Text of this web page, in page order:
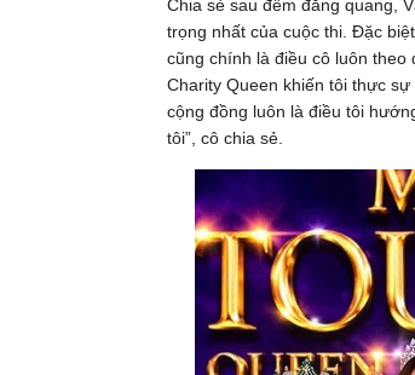
Chia sẻ sau đêm đăng quang,
trọng nhất của cuộc thi. Đặc
cũng chính là điều cô luôn theo
Charity Queen khiến tôi thực
cộng đồng luôn là điều tôi
tôi”, cô chia sẻ.